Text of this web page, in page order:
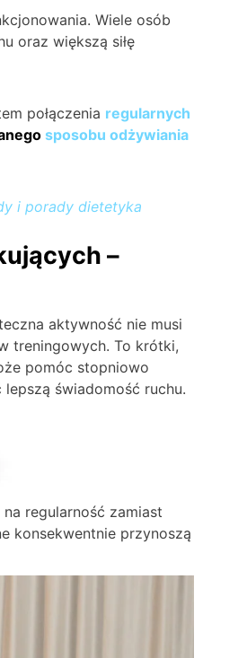
Wiele osób
oraz większą siłę
połączenia regularnych
sposobu odżywiania
i porady dietetyka
–
aktywność nie musi
treningowych. To krótki,
pomóc stopniowo
świadomość ruchu.
regularność zamiast
konsekwentnie przynoszą